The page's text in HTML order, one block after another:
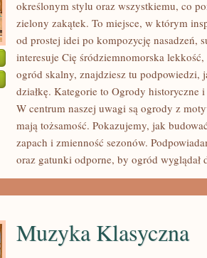
określonym stylu oraz wszystkiemu, co
zielony zakątek. To miejsce, w którym
od prostej idei po kompozycję nasadzeń,
interesuje Cię śródziemnomorska
ogród skalny, znajdziesz tu podpowiedzi,
działkę. Kategorie to Ogrody
W centrum naszej uwagi są ogrody z
mają tożsamość. Pokazujemy, jak
zapach i zmienność sezonów.
oraz gatunki odporne, by ogród wyglądał
Muzyka Klasyczna